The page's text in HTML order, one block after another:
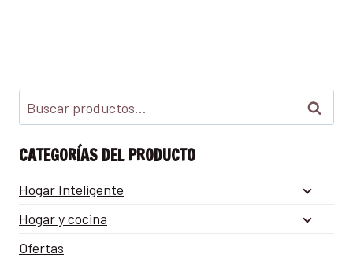
Buscar
CATEGORÍAS DEL PRODUCTO
Hogar Inteligente
Hogar y cocina
Ofertas